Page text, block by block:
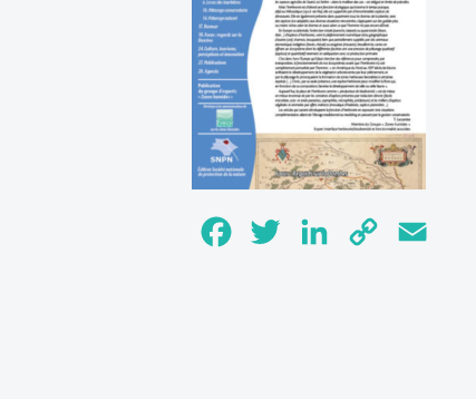
FacebookTwitter LinkedInCopy